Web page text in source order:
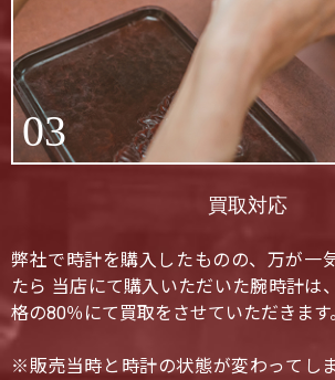
03
買取対応
弊社で時計を購入したものの、万が一
たら 当店にて購入いただいた腕時計は
格の80％にて買取をさせていただきます
※販売当時と時計の状態が変わってし